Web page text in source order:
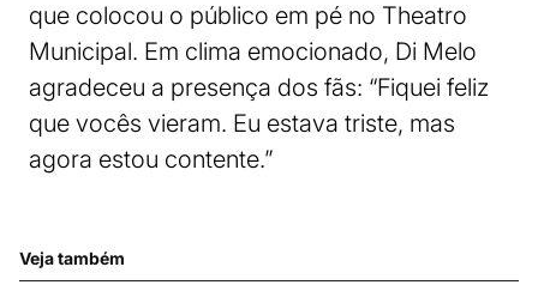
que colocou o público em pé no Theatro
Municipal. Em clima emocionado, Di Melo
agradeceu a presença dos fãs: “Fiquei feliz
que vocês vieram. Eu estava triste, mas
agora estou contente.”
Veja também